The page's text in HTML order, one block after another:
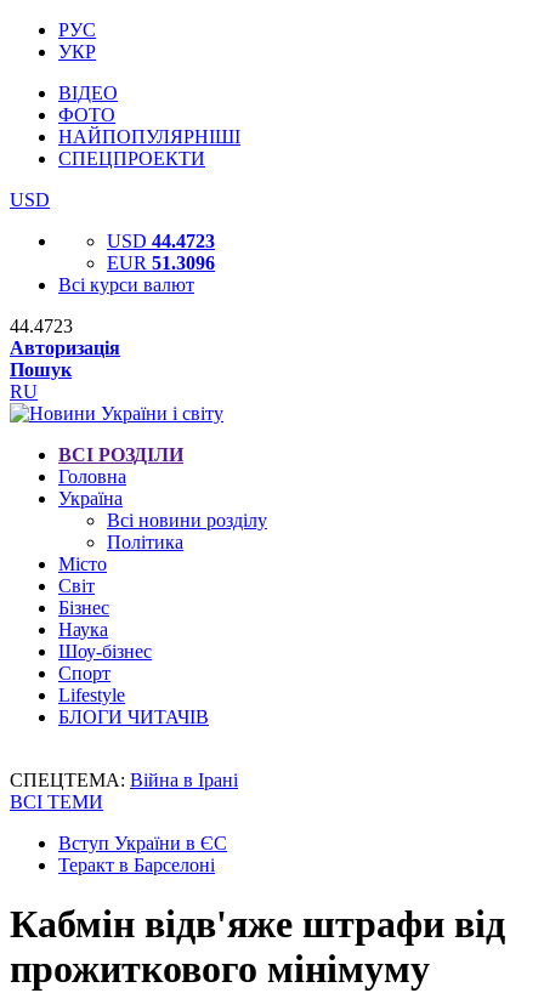
РУС
УКР
ВІДЕО
ФОТО
НАЙПОПУЛЯРНІШІ
СПЕЦПРОЕКТИ
USD
USD 44.4723
EUR 51.3096
Всі курси валют
44.4723
Авторизація
Пошук
RU
ВСІ РОЗДІЛИ
Головна
Україна
Всі новини розділу
Політика
Місто
Світ
Бізнес
Наука
Шоу-бізнес
Спорт
Lifestyle
БЛОГИ ЧИТАЧІВ
СПЕЦТЕМА: Війна в Ірані
ВСІ ТЕМИ
Вступ України в ЄС
Теракт в Барселоні
Кабмін відв'яже штрафи від
прожиткового мінімуму